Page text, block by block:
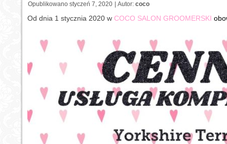
Opublikowano styczeń 7, 2020 Autor: coco
Od dnia 1 stycznia 2020 w COCO SALON GROOMERSKI